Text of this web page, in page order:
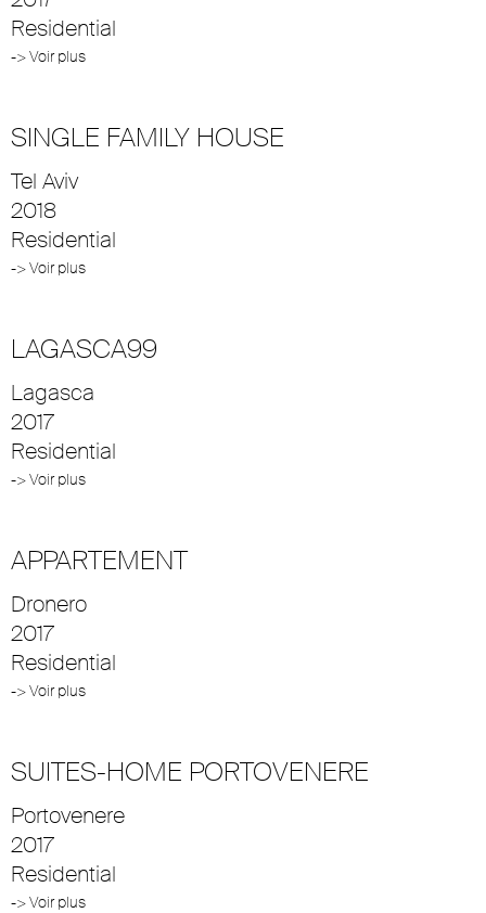
Residential
-> Voir plus
SINGLE FAMILY HOUSE
Tel Aviv
2018
Residential
-> Voir plus
LAGASCA99
Lagasca
2017
Residential
-> Voir plus
APPARTEMENT
Dronero
2017
Residential
-> Voir plus
SUITES-HOME PORTOVENERE
Portovenere
2017
Residential
-> Voir plus